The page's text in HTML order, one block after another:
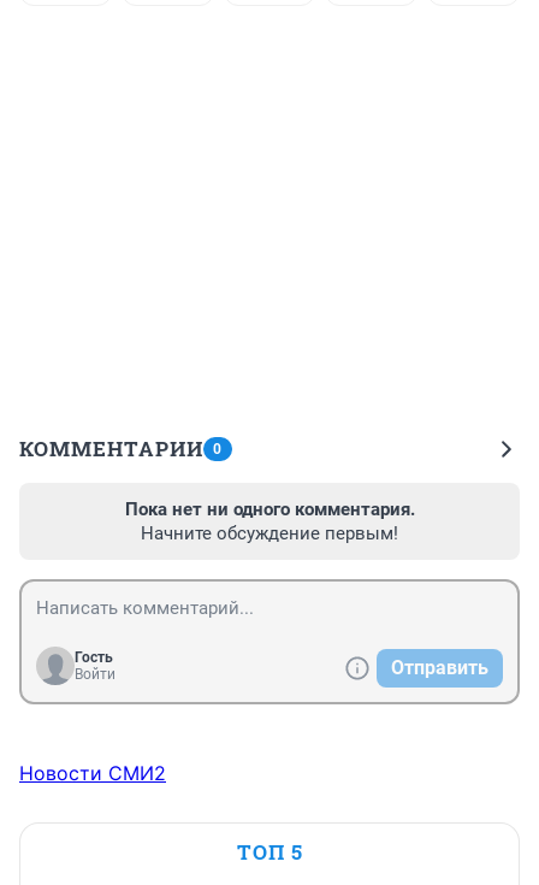
КОММЕНТАРИИ 0
Пока нет ни одного комментария.
Начните обсуждение первым!
Гость
Войти
Отправить
Новости СМИ2
ТОП 5